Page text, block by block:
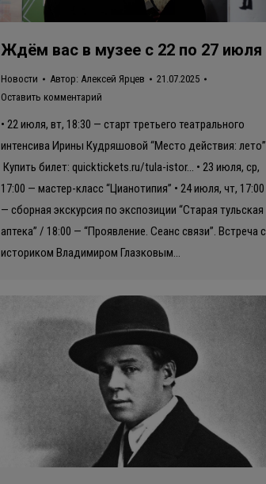
Ждём вас в музее с 22 по 27 июля
Новости Автор: Алексей Ярцев
21.07.2025
Оставить комментарий
• 22 июля, вт, 18:30 — старт третьего театрального
интенсива Ирины Кудряшовой “Место действия: лето”
Купить билет: quicktickets.ru/tula-istor… • 23 июля, ср,
17:00 — мастер-класс “Цианотипия” • 24 июля, чт, 17:00
— сборная экскурсия по экспозиции “Старая тульская
аптека” / 18:00 — “Проявление. Сеанс связи”. Встреча с
историком Владимиром Глазковым…